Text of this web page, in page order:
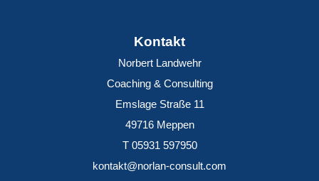
Kontakt
Norbert Landwehr
Coaching & Consulting
Emslage Straße 11
49716 Meppen
T 05931 597950
kontakt@norlan-consult.com